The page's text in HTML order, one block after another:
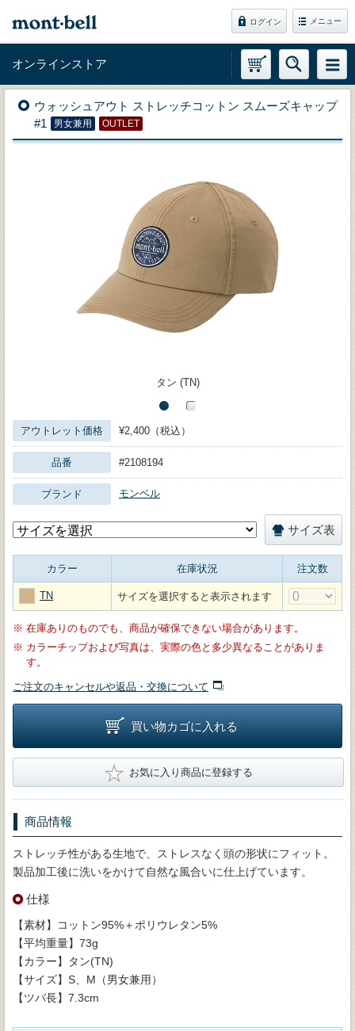
ログイン メニュー
オンラインストア
ウォッシュアウト ストレッチコットン スムーズキャップ
#1
男女兼用 OUTLET
タン (TN)
アウトレット価格 ¥2,400（税込）
品番 #2108194
ブランド モンベル
サイズ表
カラー 在庫状況 注文数
TN サイズを選択すると表示されます
※ 在庫ありのものでも、商品が確保できない場合があります。
※ カラーチップおよび写真は、実際の色と多少異なることがありま
す。
ご注文のキャンセルや返品・交換について
買い物カゴに入れる
★ お気に入り商品に登録する
商品情報
ストレッチ性がある生地で、ストレスなく頭の形状にフィット。
製品加工後に洗いをかけて自然な風合いに仕上げています。
仕様
【素材】コットン95%＋ポリウレタン5%
【平均重量】73g
【カラー】タン(TN)
【サイズ】S、M（男女兼用）
【ツバ長】7.3cm